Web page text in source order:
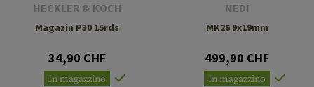
HECKLER & KOCH
Magazin P30 15rds
34,90 CHF
In magazzino
NEDI
MK26 9x19mm
499,90 CHF
In magazzino